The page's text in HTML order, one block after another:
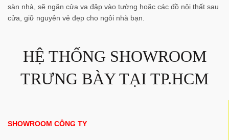
sàn nhà, sẽ ngăn cửa va đập vào tường hoặc các đồ nội thất sau
cửa, giữ nguyên vẻ đẹp cho ngôi nhà bạn.
HỆ THỐNG SHOWROOM
TRƯNG BÀY TẠI TP.HCM
SHOWROOM CÔNG TY